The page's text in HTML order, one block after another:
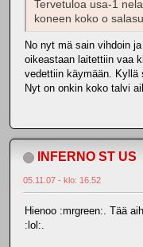
Tervetuloa usa-1
koneen koko o
No nyt mä sain vihdoin
oikeastaan laitettiin vaa
vedettiin käymään. Kyllä
Nyt on onkin koko talvi
INFERNO ST US
05.11.07 - klo: 16.52
Hienoo :mrgreen:. Tää
:lol:.